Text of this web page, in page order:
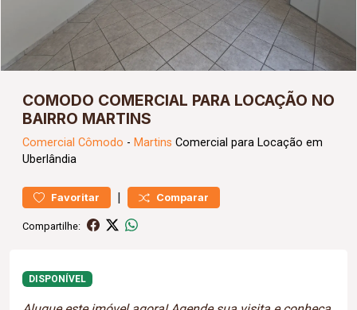
COMODO COMERCIAL PARA LOCAÇÃO NO
BAIRRO MARTINS
Comercial Cômodo - Martins Comercial para Locação em
Uberlândia
Favoritar | Comparar
Compartilhe:
DISPONÍVEL